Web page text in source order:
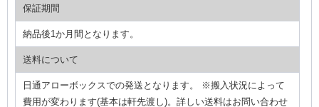
保証期間
納品後1か月間となります。
送料について
日通アローボックスでの発送となります。 ※搬入状況によって
費用が変わります(基本は軒先渡し)。詳しい送料はお問い合わせ